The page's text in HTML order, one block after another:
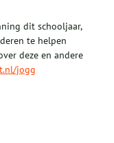
dit schooljaar,
te helpen
deze en andere
jogg